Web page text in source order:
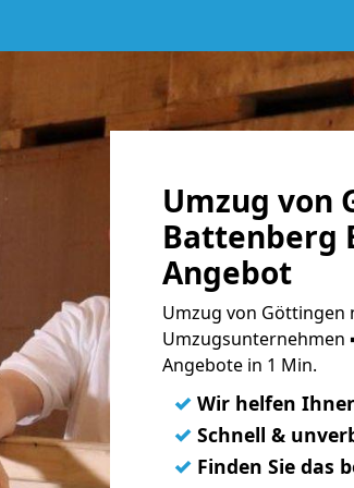
Umzug von
Battenberg
Angebot
Umzug von Göttingen
Umzugsunternehmen
Angebote in 1 Min.
✓ Wir helfen
✓ Schnell &
✓ Finden Sie das